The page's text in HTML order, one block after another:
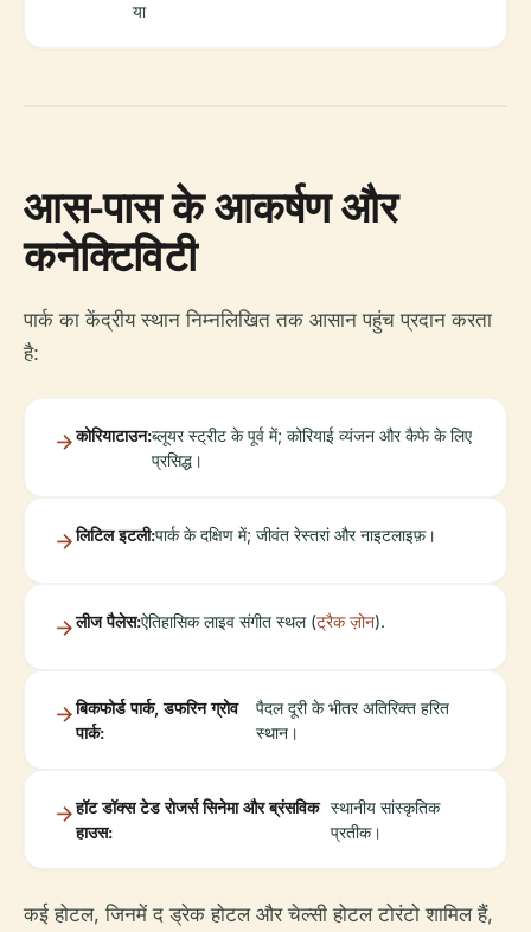
या
आस-पास के आकर्षण और
कनेक्टिविटी
पार्क का केंद्रीय स्थान निम्नलिखित तक आसान पहुंच प्रदान करता
है:
कोरियाटाउन:ब्लूयर स्ट्रीट के पूर्व में; कोरियाई व्यंजन और कैफे के लिए
प्रसिद्ध।
लिटिल इटली:पार्क के दक्षिण में; जीवंत रेस्तरां और नाइटलाइफ़।
लीज पैलेस:ऐतिहासिक लाइव संगीत स्थल (ट्रैक ज़ोन).
बिकफोर्ड पार्क, डफरिन ग्रोव
पार्क:
पैदल दूरी के भीतर अतिरिक्त हरित
स्थान।
हॉट डॉक्स टेड रोजर्स सिनेमा और ब्रंसविक
हाउस:
स्थानीय सांस्कृतिक
प्रतीक।
कई होटल, जिनमें द ड्रेक होटल और चेल्सी होटल टोरंटो शामिल हैं,